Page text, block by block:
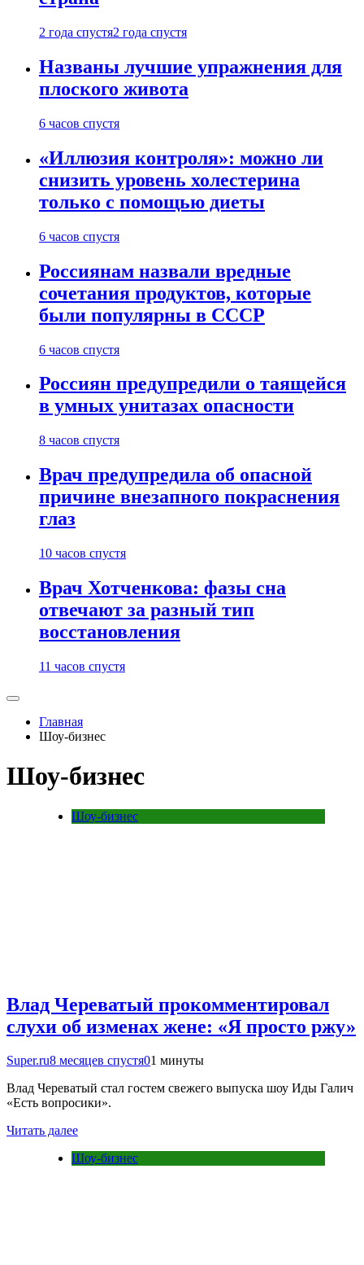
2 года спустя2 года спустя
Названы лучшие упражнения для
плоского живота
6 часов спустя
«Иллюзия контроля»: можно ли
снизить уровень холестерина
только с помощью диеты
6 часов спустя
Россиянам назвали вредные
сочетания продуктов, которые
были популярны в СССР
6 часов спустя
Россиян предупредили о таящейся
в умных унитазах опасности
8 часов спустя
Врач предупредила об опасной
причине внезапного покраснения
глаз
10 часов спустя
Врач Хотченкова: фазы сна
отвечают за разный тип
восстановления
11 часов спустя
Главная
Шоу-бизнес
Шоу-бизнес
Шоу-бизнес
Влад Череватый прокомментировал
слухи об изменах жене: «Я просто ржу»
Super.ru8 месяцев спустя01 минуты
Влад Череватый стал гостем свежего выпуска шоу Иды Галич
«Есть вопросики».
Читать далее
Шоу-бизнес